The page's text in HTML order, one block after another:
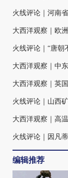
大西洋观察｜欧
大西洋观察｜中
大西洋观察｜高
火线评论｜因凡
编辑推荐